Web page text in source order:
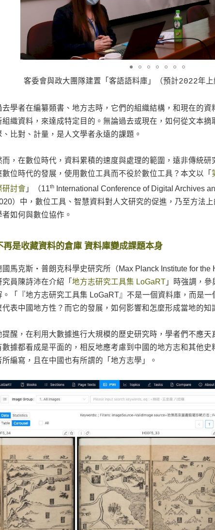
客委會與政大團隊建置「客語語料庫」（預計2022年上
去學者在編纂類書、地方志時，它們的組織結構，和現在的
組織資料，來達成特定目的。無論過去或現在，如何從文本
、比對、計量，是人文學者永遠的課題。
而，在數位時代，資料累積的速度與處理的範圍，遠非傳統研
數位時代的發展，使用數位工具而不役於數位工具？本文以「
研討會 」（11th
International Conference of Digital Archives
）中，數位工具、智慧資料對人文研究的促進，乃至方法
者如何與數位協作。
再是收藏資料的倉庫 資料庫變成課題本身
國馬克斯・普朗克科學史研究所（Max Planck Institute for the
究員陳詩沛在介紹「地方志研究工具集 LoGaRT 」時強調，
。「『地方志研究工具集 LoGaRT』不是一個資料庫，而是
代表中國地方性？而它的發展，如何影響和怎麼形成當地的知
提醒，在利用大數據進行大規模的歷史研究時，學者們不應
數據都看成是平面的，相反地應考慮到中國的地方志和其他
所編寫，且在中國也有所謂的「地方志學」。